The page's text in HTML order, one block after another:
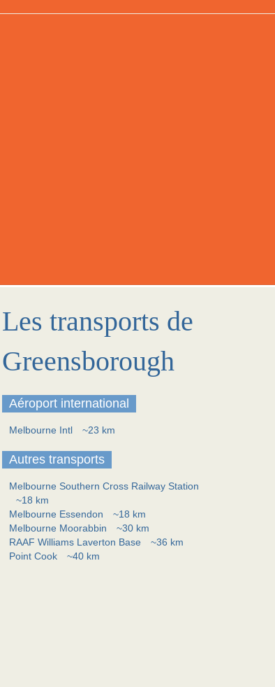
Les transports de
Greensborough
Aéroport international
Melbourne Intl ~23 km
Autres transports
Melbourne Southern Cross Railway Station
~18 km
Melbourne Essendon
~18 km
Melbourne Moorabbin
~30 km
RAAF Williams Laverton Base
~36 km
Point Cook
~40 km